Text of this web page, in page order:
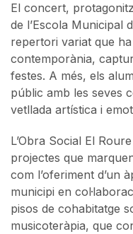
El concert,
de l’Escola Municipal
repertori variat que
contemporània,
festes. A més, els
públic amb les seves
vetllada artística i
L’Obra Social El
projectes que
com l’oferiment d’un
municipi en
pisos de cohabitatge
musicoteràpia, que